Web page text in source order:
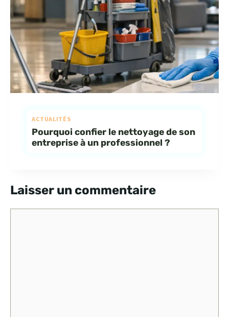
ACTUALITÉS
Pourquoi confier le nettoyage de son
entreprise à un professionnel ?
Laisser un commentaire